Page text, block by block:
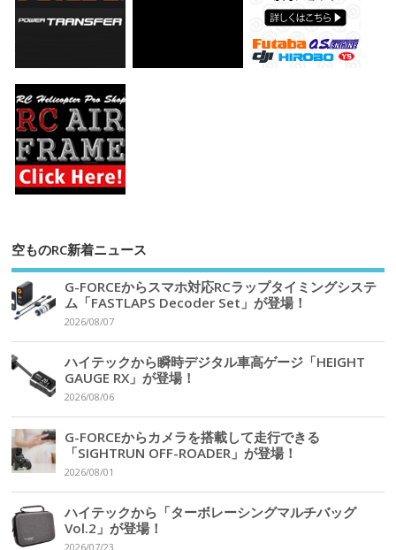
空ものRC新着ニュース
G-FORCEからスマホ対応RCラップタイミングシステ
ム「FASTLAPS Decoder Set」が登場！
2026/08/07
ハイテックから瞬時デジタル車高ゲージ「HEIGHT
GAUGE RX」が登場！
2026/08/06
G-FORCEからカメラを搭載して走行できる
「SIGHTRUN OFF-ROADER」が登場！
2026/08/01
ハイテックから「ターボレーシングマルチバッグ
Vol.2」が登場！